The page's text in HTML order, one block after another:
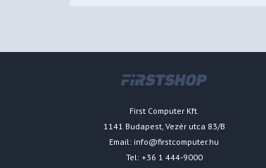
First Computer Kft.
1141 Budapest, Vezér utca 83/B
Email: info@firstcomputer.hu
Tel: +36 1 444-9000